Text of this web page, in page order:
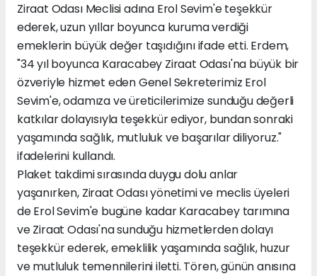
Ziraat Odası Meclisi adına Erol Sevim'e teşekkür
ederek, uzun yıllar boyunca kuruma verdiği
emeklerin büyük değer taşıdığını ifade etti. Erdem,
"34 yıl boyunca Karacabey Ziraat Odası'na büyük bir
özveriyle hizmet eden Genel Sekreterimiz Erol
Sevim'e, odamıza ve üreticilerimize sunduğu değerli
katkılar dolayısıyla teşekkür ediyor, bundan sonraki
yaşamında sağlık, mutluluk ve başarılar diliyoruz."
ifadelerini kullandı.
Plaket takdimi sırasında duygu dolu anlar
yaşanırken, Ziraat Odası yönetimi ve meclis üyeleri
de Erol Sevim'e bugüne kadar Karacabey tarımına
ve Ziraat Odası'na sunduğu hizmetlerden dolayı
teşekkür ederek, emeklilik yaşamında sağlık, huzur
ve mutluluk temennilerini iletti. Tören, günün anısına